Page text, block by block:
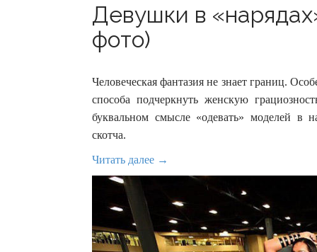
Девушки в
фото)
Человеческая фантазия не знает границ.
способа подчеркнуть женскую
буквальном смысле «одевать» моделей в
скотча.
Читать далее →